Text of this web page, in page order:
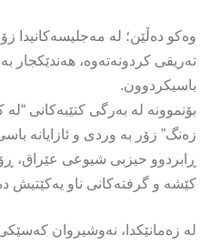
وەكو دەڵێن؛ لە مەجلیسەكانیدا
تەریقی كردونەتەوە، هەندێكجار
باسیكردوون.
بۆنموونە لە بەرگی كتێبەكانی
زەنگ” زۆر بە وردی و ئازایانە
ڕابردوو حیزبی شیوعی عێراق،
كێشە و گرفتەكانی ناو یەكێتیش
لە زەمانێكدا، نەوشیروان